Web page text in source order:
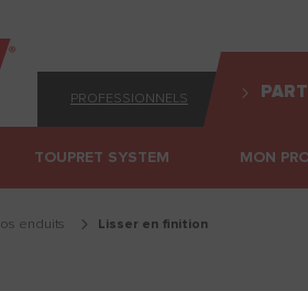
PROFESSIONNELS
TOUPRET SYSTEM MON
Nos enduits lisser en finition